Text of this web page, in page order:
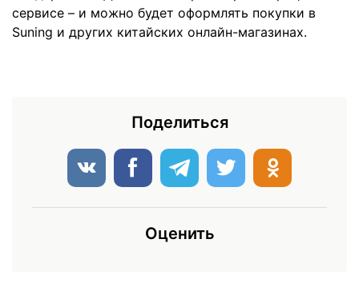
сервисе – и можно будет оформлять покупки в
Suning и других китайских онлайн-магазинах.
Поделиться
Оценить